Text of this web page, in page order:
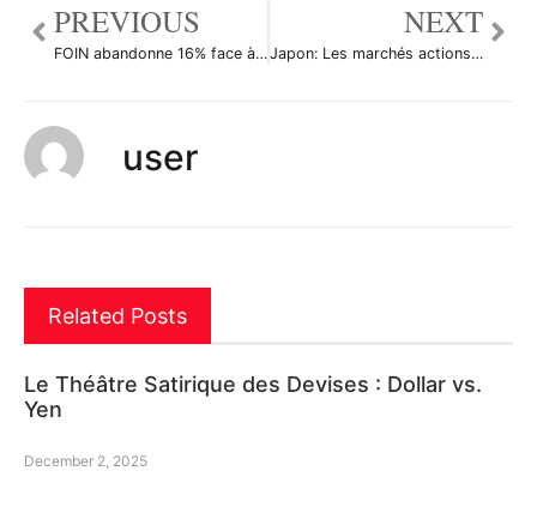
PREVIOUS
FOIN abandonne 16% face à la domination des vendeurs
NEXT
Japon: Les marchés actions finissent en baisse; l’indice Nikkei 225 recule de 0,63%
user
Related Posts
Le Théâtre Satirique des Devises : Dollar vs.
Yen
December 2, 2025